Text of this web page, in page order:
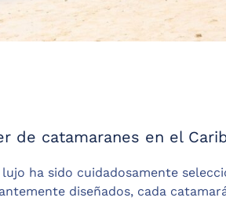
de catamaranes en el
ha sido cuidadosamente
diseñados, cada